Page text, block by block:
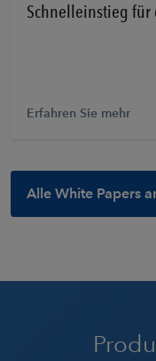
Alle White Papers
Schnelleinstieg für
Erfahren Sie mehr